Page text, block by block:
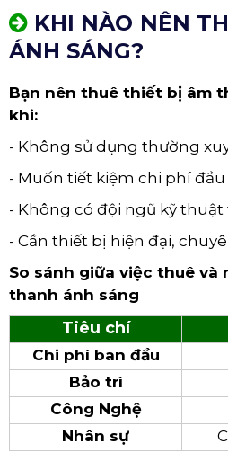
KHI NÀO NÊN
ÁNH SÁNG?
Bạn nên thuê thiết bị âm
khi:
- Không sử dụng thường
- Muốn tiết kiệm chi phí
- Không có đội ngũ kỹ thuật
- Cần thiết bị hiện đại,
So sánh giữa việc thuê và
thanh ánh sáng
Tiêu chí
Chi phí ban đầu
Bảo trì
Công Nghệ
Nhân sự